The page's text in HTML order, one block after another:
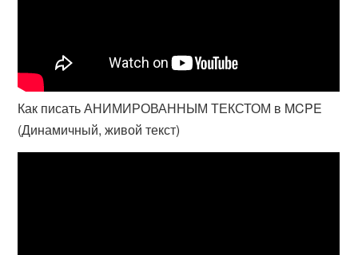
Как писать АНИМИРОВАННЫМ ТЕКСТОМ в MCPE
(Динамичный, живой текст)